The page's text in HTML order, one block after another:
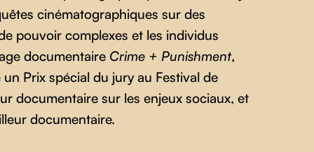
cinématographiques sur des
pouvoir complexes et les individus
documentaire Crime + Punishment,
Prix spécial du jury au Festival de
documentaire sur les enjeux sociaux, et
documentaire.